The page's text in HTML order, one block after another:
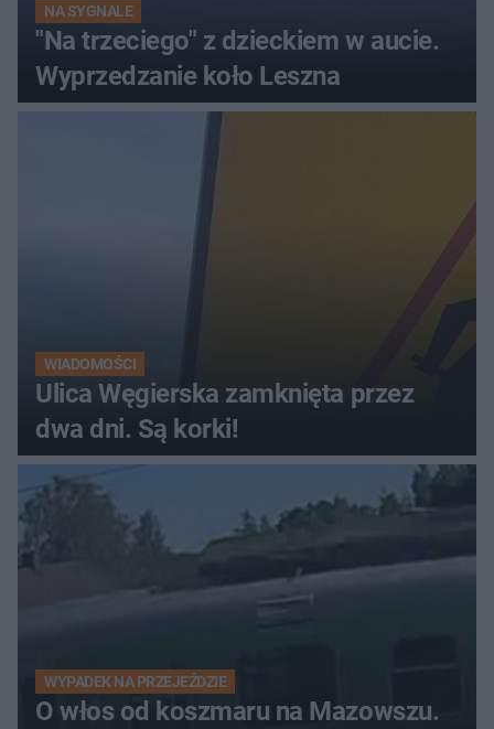
NA SYGNALE
"Na trzeciego" z dzieckiem w aucie.
Wyprzedzanie koło Leszna
WIADOMOŚCI
Ulica Węgierska zamknięta przez
dwa dni. Są korki!
WYPADEK NA PRZEJEŹDZIE
O włos od koszmaru na Mazowszu.